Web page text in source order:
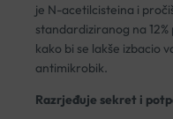
je N-acetilcisteina i
standardiziranog na
kako bi se lakše izbacio
antimikrobik.
Razrjeđuje sekret i